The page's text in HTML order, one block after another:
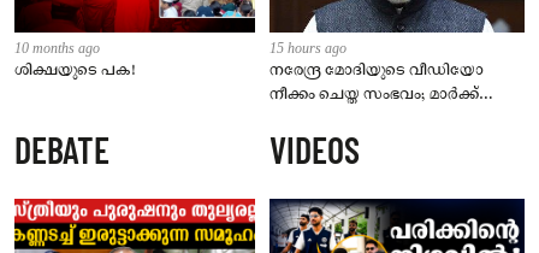
10 months ago
ശിക്ഷയുടെ പക!
15 hours ago
നരേന്ദ്ര മോദിയുടെ വീഡിയോ
നീക്കം ചെയ്ത സംഭവം; മാർക്ക്
മെറ്റയ്ക്ക് പാർലമെന്ററി സമിതിയുടെ
മുന്നറിയിപ്പ്
DEBATE VIDEOS